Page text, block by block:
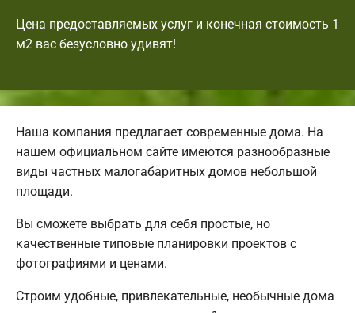
Цена предоставляемых услуг и конечная стоимость 1
м2 вас безусловно удивят!
Наша компания предлагает современные дома. На
нашем официальном сайте имеются разнообразные
виды частных малогабаритных домов небольшой
площади.
Вы сможете выбрать для себя простые, но
качественные типовые планировки проектов с
фотографиями и ценами.
Строим удобные, привлекательные, необычные дома